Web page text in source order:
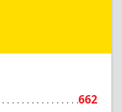
662
пр-кт, дом